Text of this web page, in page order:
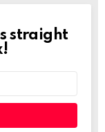
straight